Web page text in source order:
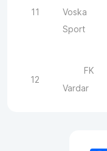
11
Voska
Sport
12
FK
Vardar